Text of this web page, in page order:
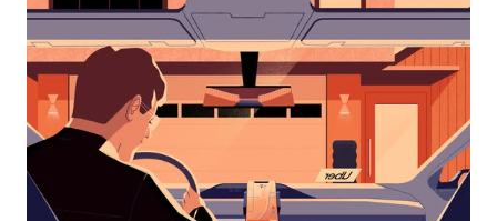
bas
ouvrir
le
calendrier
sélectionner
une
date.
Appuyez
sur